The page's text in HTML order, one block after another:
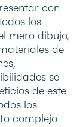
con
los
mero dibujo,
de
se
de este
los
complejo